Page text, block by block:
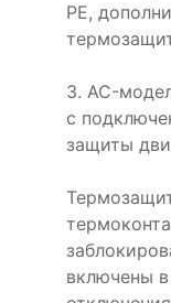
PE,
3. AC-
с
защиты
включены